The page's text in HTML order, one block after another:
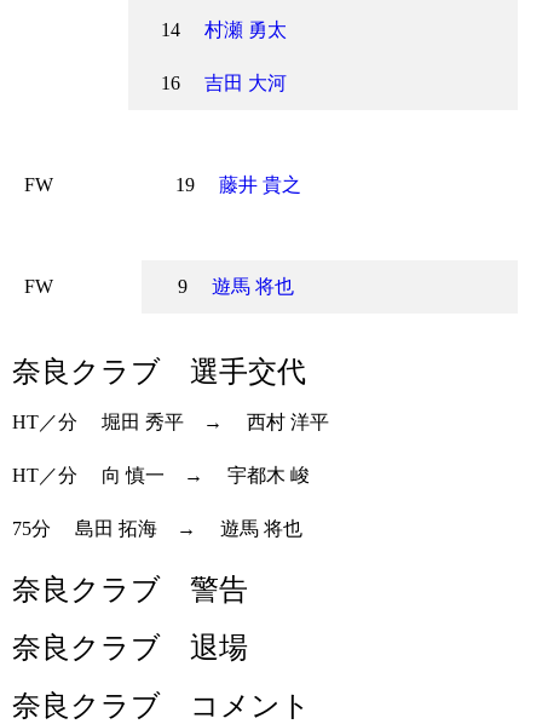
14 村瀬 勇太
16 吉田 大河
FW 19 藤井 貴之
FW 9 遊馬 将也
奈良クラブ 選手交代
HT／分 堀田 秀平 → 西村 洋平
HT／分 向 慎一 → 宇都木 峻
75分 島田 拓海 → 遊馬 将也
奈良クラブ 警告
奈良クラブ 退場
奈良クラブ コメント